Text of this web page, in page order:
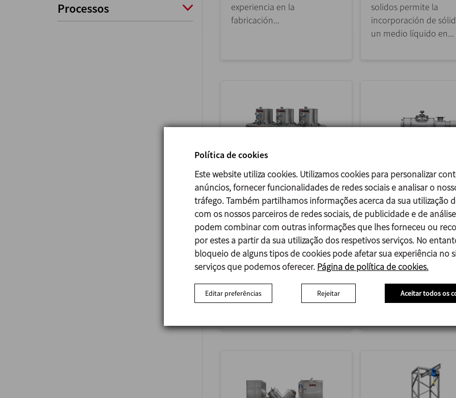
Processos
experiencia en la
fabricación...
solidos permite la
incorporación de
un medio líquido en...
ESTAÇÃO DE CARREGAMENTO
DE MICROINGREDIENTES
El conjunto estación de
carga micros se emplea para
dosificar de forma
necesarias de pequeños
ingredientes...
PENEIRAS
Mediante los
conseguimos separar
impurezas y desechar
grumos que puedan
polvo a transportar
Política de cookies
Este website utiliza cookies. Utilizamos cookies para personalizar
anúncios, fornecer funcionalidades de redes sociais e analisar o
tráfego. Também partilhamos informações acerca da sua utilização
com os nossos parceiros de redes sociais, de publicidade e de
podem combinar com outras informações que lhes forneceu ou
por estes a partir da sua utilização dos respetivos serviços. No
bloqueio de alguns tipos de cookies pode afetar sua experiência no
serviços que podemos oferecer. Página de política de cookies.
Editar preferências Rejeitar Aceitar todos os